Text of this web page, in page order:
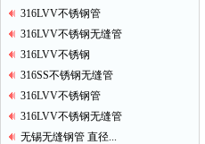
316LVV不锈钢管
316LVV不锈钢无缝管
316LVV不锈钢
316SS不锈钢无缝管
316LVV不锈钢管
316LVV不锈钢无缝管
无锡无缝钢管 直径...